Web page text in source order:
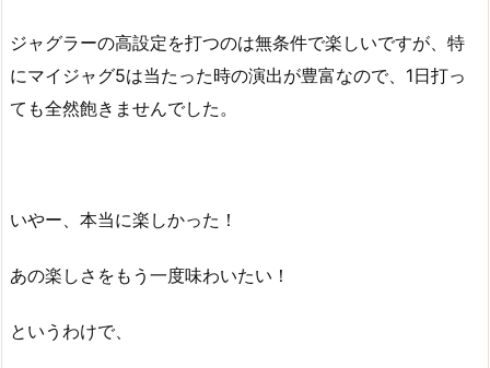
ジャグラーの高設定を打つのは無条件で楽しいですが、特
にマイジャグ5は当たった時の演出が豊富なので、1日打っ
ても全然飽きませんでした。
いやー、本当に楽しかった！
あの楽しさをもう一度味わいたい！
というわけで、